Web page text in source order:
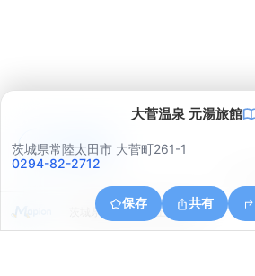
大菅温泉 元湯旅館
茨城県常陸太田市 大菅町261-1
0294-82-2712
保存 共有
茨城県常陸太田市上深荻町
アプリで見る